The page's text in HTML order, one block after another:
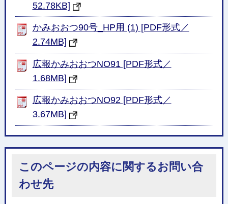
52.78KB]
かみおおつ90号_HP用 (1) [PDF形式／
2.74MB]
広報かみおおつNO91 [PDF形式／
1.68MB]
広報かみおおつNO92 [PDF形式／
3.67MB]
このページの内容に関するお問い合
わせ先